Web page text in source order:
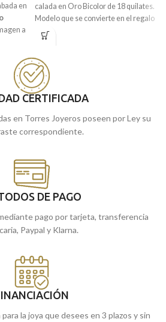
en
a
si lo
calada en Oro Bicolor de 18 quilates.
Modelo que se convierte en el regalo
perfecto para la comunión. Un
recuerdo para siempre.
Puedes encontrarla en nuestras
tiendas de Málaga y Melilla, o si lo
prefieres, encargarla online y te la
enviamos a casa.
CERTIFICADA
en Torres Joyeros poseen por Ley su
correspondiente.
DE PAGO
pago por tarjeta, transferencia
Paypal y Klarna.
la joya que desees en 3 plazos y sin